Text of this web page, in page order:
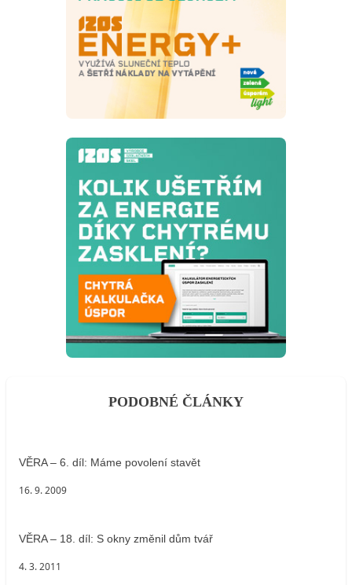
PODOBNÉ ČLÁNKY
VĚRA – 6. díl: Máme povolení stavět
16. 9. 2009
VĚRA – 18. díl: S okny změnil dům tvář
4. 3. 2011